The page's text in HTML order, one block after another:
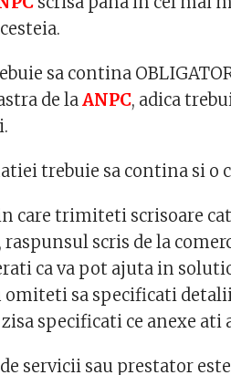
sa contina
de laANPC, adica
trebuie sa contina si o
care trimiteti scrisoare
raspunsul scris de la
ca va pot ajuta in
omiteti sa specificati
specificati ce anexe ati
servicii sau prestator